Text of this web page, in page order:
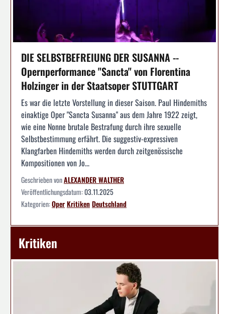
DIE SELBSTBEFREIUNG DER SUSANNA --
Opernperformance "Sancta" von Florentina
Holzinger in der Staatsoper STUTTGART
Es war die letzte Vorstellung in dieser Saison. Paul Hindemiths
einaktige Oper "Sancta Susanna" aus dem Jahre 1922 zeigt,
wie eine Nonne brutale Bestrafung durch ihre sexuelle
Selbstbestimmung erfährt. Die suggestiv-expressiven
Klangfarben Hindemiths werden durch zeitgenössische
Kompositionen von Jo...
Geschrieben vonALEXANDER WALTHER
Veröffentlichungsdatum:03.11.2025
Kategorien:OperKritikenDeutschland
Kritiken